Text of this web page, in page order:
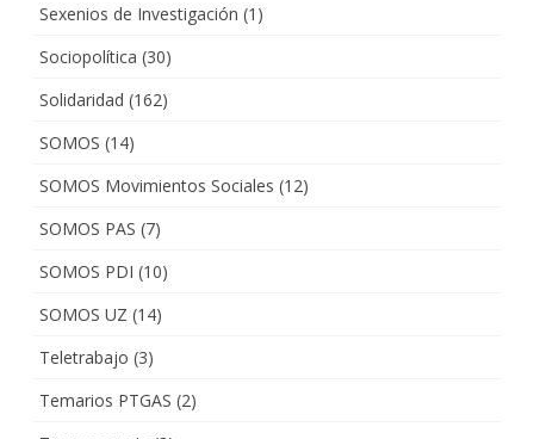
Sexenios de Investigación (1)
Sociopolítica (30)
Solidaridad (162)
SOMOS (14)
SOMOS Movimientos Sociales (12)
SOMOS PAS (7)
SOMOS PDI (10)
SOMOS UZ (14)
Teletrabajo (3)
Temarios PTGAS (2)